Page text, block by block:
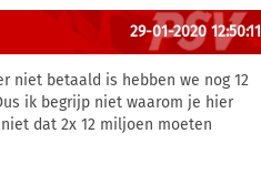
29-01-2020 12:50:11
niet betaald is hebben we nog 12
ik begrijp niet waarom je hier
dat 2x 12 miljoen moeten